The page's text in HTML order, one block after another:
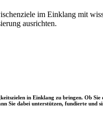
im Einklang mit
ausrichten.
in Einklang zu bringen. Ob
Sie dabei unterstützen, fundierte und